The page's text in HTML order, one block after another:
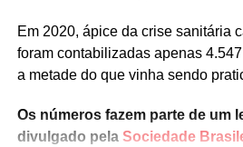
Em 2020, ápice da crise sanitária
foram contabilizadas apenas
a metade do que vinha sendo
Os números fazem parte de um
divulgado pela Sociedade